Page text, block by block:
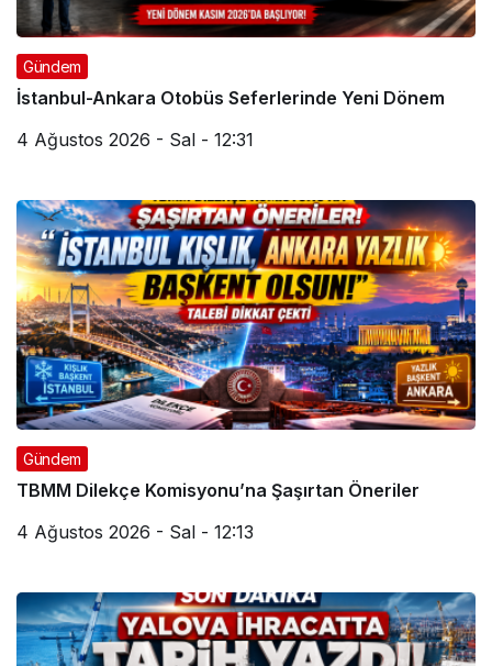
Gündem
İstanbul-Ankara Otobüs Seferlerinde Yeni Dönem
4 Ağustos 2026 - Sal - 12:31
Gündem
TBMM Dilekçe Komisyonu’na Şaşırtan Öneriler
4 Ağustos 2026 - Sal - 12:13